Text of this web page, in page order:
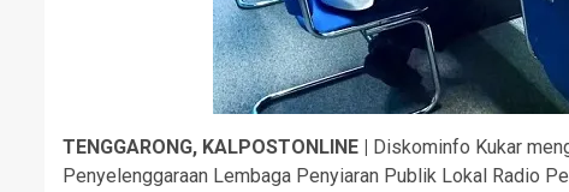
TENGGARONG, KALPOSTONLINE | Diskominfo Kukar
Penyelenggaraan Lembaga Penyiaran Publik Lokal Radio